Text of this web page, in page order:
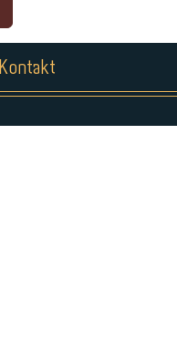
Kontakt